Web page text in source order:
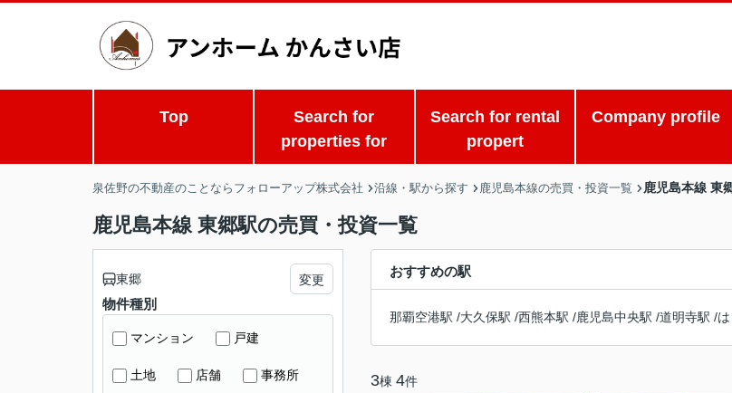
Top
Search for
properties for
Search for rental
propert
Company profile
泉佐野の不動産のことならフォローアップ株式会社 沿線・駅から探す 鹿児島本線の売買・投資一覧 鹿児島本線 東
鹿児島本線 東郷駅の売買・投資一覧
おすすめの駅
那覇空港駅 /大久保駅 /西熊本駅 /鹿児島中央駅 /道明寺駅 /
3棟 4件
東郷 変更
物件種別
マンション 戸建
土地 店舗 事務所